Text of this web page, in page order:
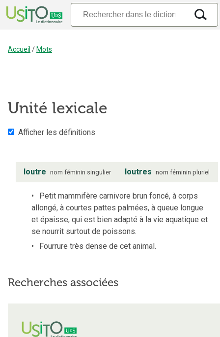
Accueil / Mots
Unité lexicale
Afficher les définitions
loutre nom féminin singulier loutres nom féminin pluriel
Petit mammifère carnivore brun foncé, à corps
allongé, à courtes pattes palmées, à queue longue
et épaisse, qui est bien adapté à la vie aquatique et
se nourrit surtout de poissons.
Fourrure très dense de cet animal.
Recherches associées